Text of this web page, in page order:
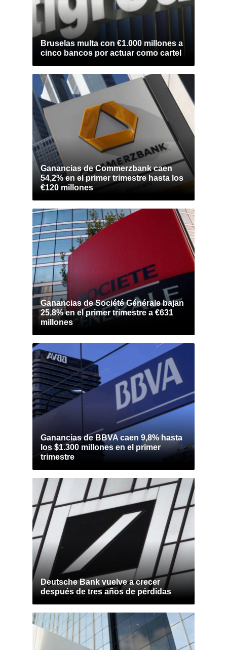
Bruselas multa con €1.000 millones a
cinco bancos por actuar como cartel
Ganancias de Commerzbank caen
54,2% en el primer trimestre hasta los
€120 millones
Ganancias de Société Générale bajan
25,8% en el primer trimestre a €631
millones
Ganancias de BBVA caen 9,8% hasta
los $1.300 millones en el primer
trimestre
Deutsche Bank vuelve a crecer
después de tres años de pérdidas